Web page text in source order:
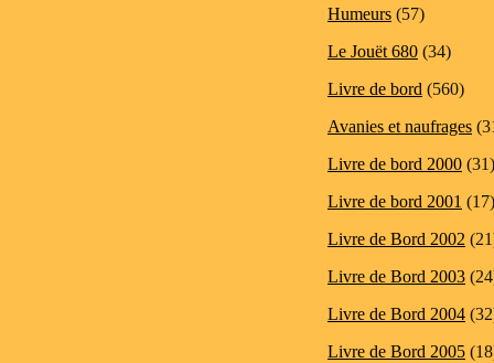
Humeurs (57)
Le Jouët 680 (34)
Livre de bord (560)
Avanies et naufrages
Livre de bord 2000 (31)
Livre de bord 2001 (17)
Livre de Bord 2002
Livre de Bord 2003
Livre de Bord 2004
Livre de Bord 2005